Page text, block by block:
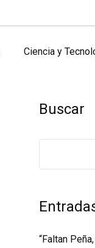
Ciencia y
Buscar
“Faltan